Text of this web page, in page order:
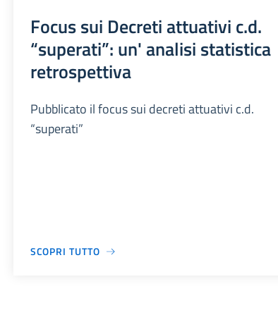
Focus sui Decreti attuativi c.d.
“superati”: un' analisi statistica
retrospettiva
Pubblicato il focus sui decreti attuativi c.d.
“superati”
SCOPRI TUTTO